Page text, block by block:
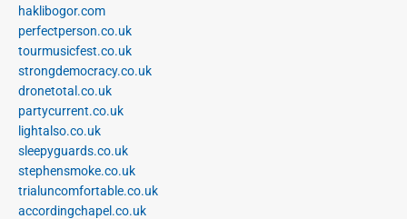
haklibogor.com
perfectperson.co.uk
tourmusicfest.co.uk
strongdemocracy.co.uk
dronetotal.co.uk
partycurrent.co.uk
lightalso.co.uk
sleepyguards.co.uk
stephensmoke.co.uk
trialuncomfortable.co.uk
accordingchapel.co.uk